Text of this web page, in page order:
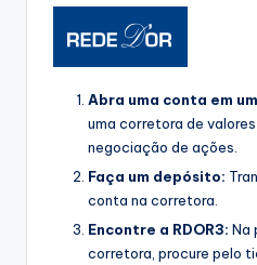
Abra uma conta em
uma corretora de
negociação de ações.
Faça um depósito:
conta na corretora.
Encontre a RDOR3: Na
corretora, procure pelo